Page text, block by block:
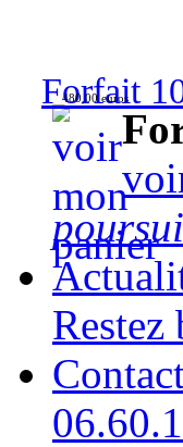
Forfait
480,00 euros
Restez